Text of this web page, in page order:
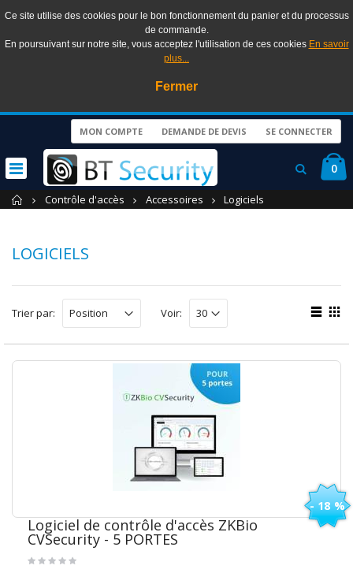
Ce site utilise des cookies pour le bon fonctionnement du panier et du processus
de commande.
En poursuivant sur notre site, vous acceptez l'utilisation de ces cookies En savoir
plus...
Fermer
MON COMPTE DEMANDE DE DEVIS SE CONNECTER
0
Accueil
Contrôle d'accès Accessoires Logiciels
LOGICIELS
Trier par: Voir:
- 18 %
Logiciel de contrôle d'accès ZKBio
CVSecurity - 5 PORTES